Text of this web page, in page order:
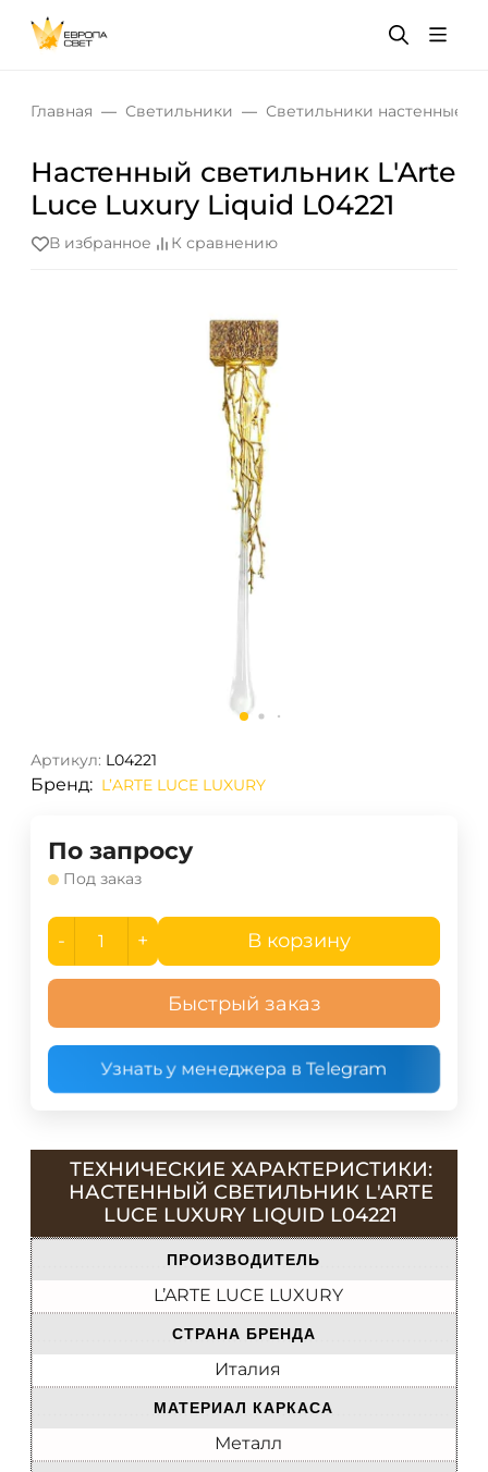
Главная Светильники Светильники настенные
Настенный светильник L'Arte
Luce Luxury Liquid L04221
В избранное К сравнению
Артикул: L04221
Бренд: L’ARTE LUCE LUXURY
По запросу
Под заказ
- + В корзину
Быстрый заказ
Узнать у менеджера в Telegram
ТЕХНИЧЕСКИЕ ХАРАКТЕРИСТИКИ:
НАСТЕННЫЙ СВЕТИЛЬНИК L'ARTE
LUCE LUXURY LIQUID L04221
ПРОИЗВОДИТЕЛЬ
L’ARTE LUCE LUXURY
СТРАНА БРЕНДА
Италия
МАТЕРИАЛ КАРКАСА
Металл